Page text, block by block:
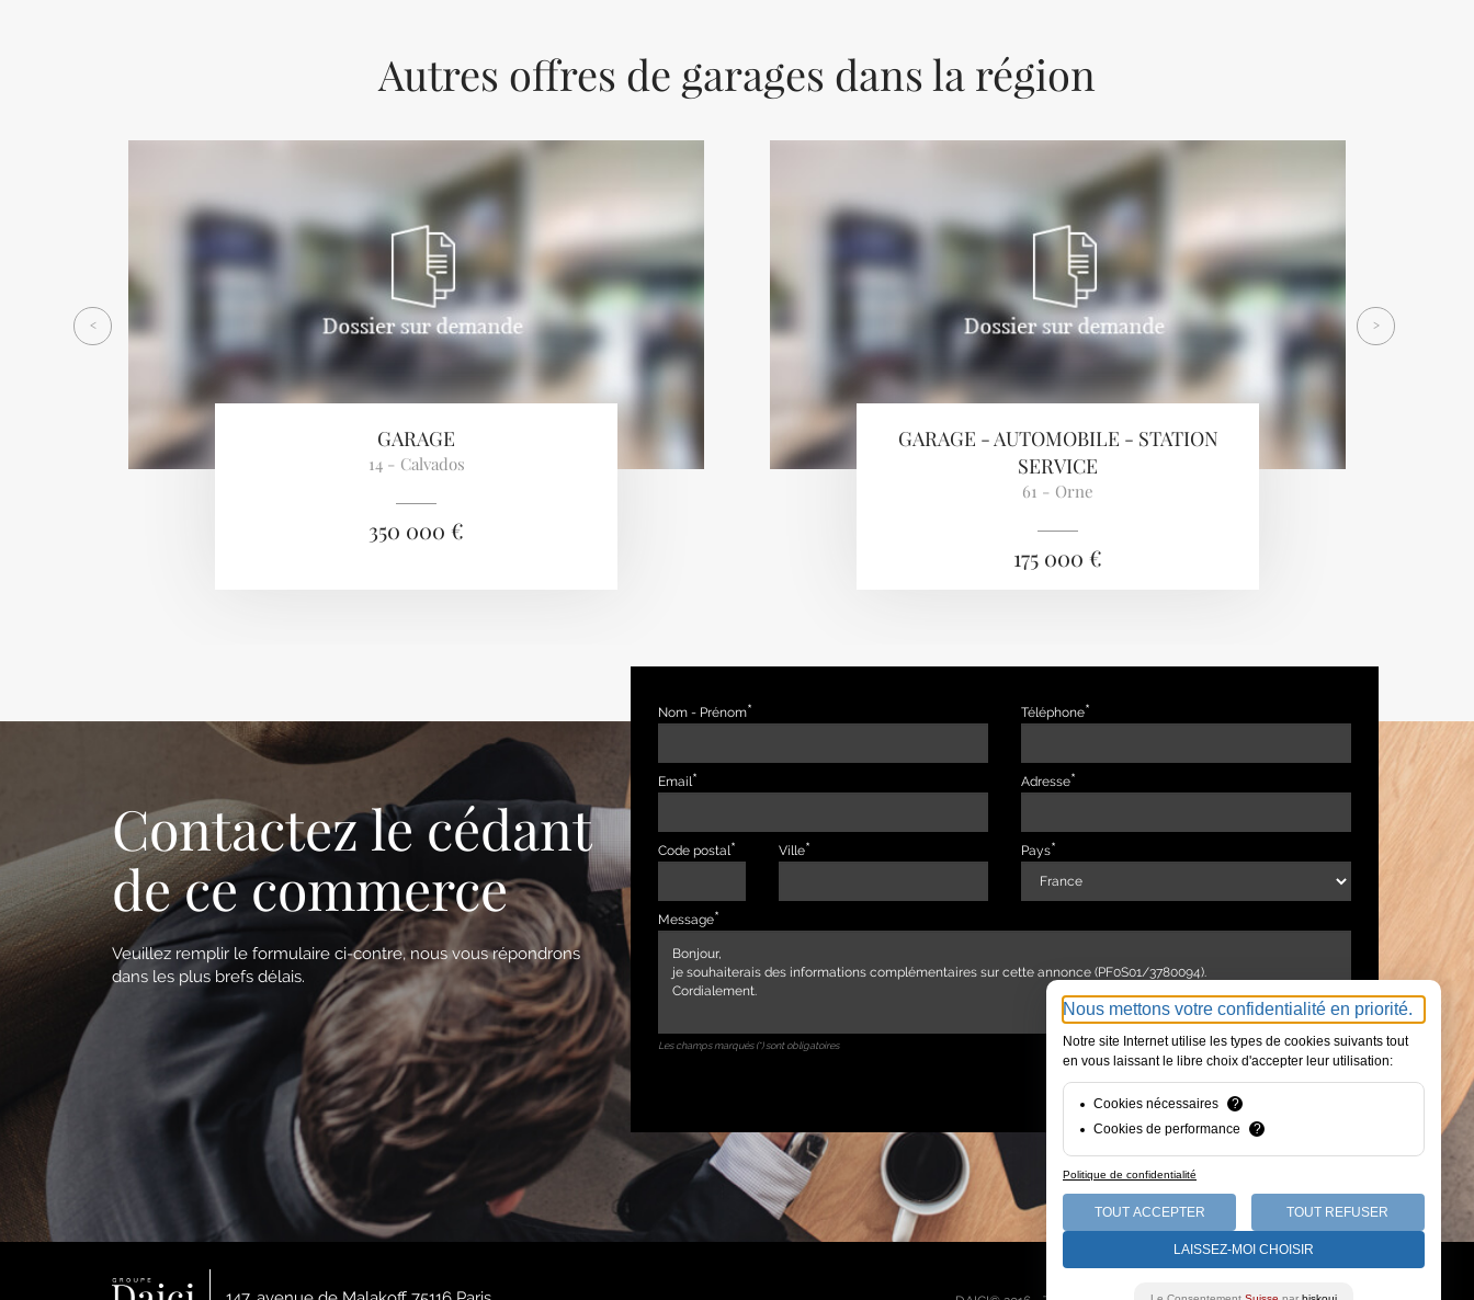
Autres offres de garages dans la région
GARAGE
14 - Calvados
350 000 €
GARAGE - AUTOMOBILE - STATION
SERVICE
61 - Orne
175 000 €
< >
Contactez le cédant
de ce commerce
Veuillez remplir le formulaire ci-contre, nous vous répondrons
dans les plus brefs délais.
Nom - Prénom Téléphone
Email Adresse
Code postal Ville Pays
Message
Les champs marqués (*) sont obligatoires
Nous mettons votre confidentialité en priorité.
Notre site Internet utilise les types de cookies suivants tout
en vous laissant le libre choix d'accepter leur utilisation:
Cookies nécessaires
?
Cookies de performance
?
Politique de confidentialité
TOUT ACCEPTER TOUT REFUSER
LAISSEZ-MOI CHOISIR